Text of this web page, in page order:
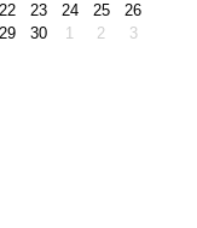
22 23 24 25
26
29 30 1 2 3